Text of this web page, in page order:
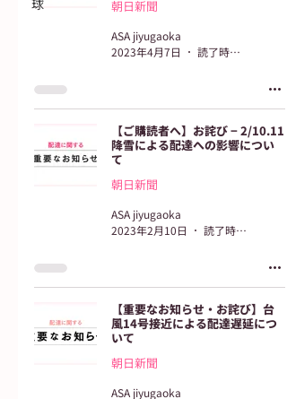
球
朝日新聞
ASA jiyugaoka
2023年4月7日
読了時間: 1分
【ご購読者へ】お詫び − 2/10.11
降雪による配達への影響につい
て
朝日新聞
ASA jiyugaoka
2023年2月10日
読了時間: 1分
【重要なお知らせ・お詫び】台
風14号接近による配達遅延につ
いて
朝日新聞
ASA jiyugaoka